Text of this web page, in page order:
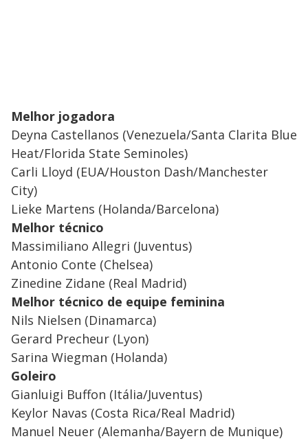
Melhor jogadora
Deyna Castellanos (Venezuela/Santa Clarita Blue
Heat/Florida State Seminoles)
Carli Lloyd (EUA/Houston Dash/Manchester
City)
Lieke Martens (Holanda/Barcelona)
Melhor técnico
Massimiliano Allegri (Juventus)
Antonio Conte (Chelsea)
Zinedine Zidane (Real Madrid)
Melhor técnico de equipe feminina
Nils Nielsen (Dinamarca)
Gerard Precheur (Lyon)
Sarina Wiegman (Holanda)
Goleiro
Gianluigi Buffon (Itália/Juventus)
Keylor Navas (Costa Rica/Real Madrid)
Manuel Neuer (Alemanha/Bayern de Munique)